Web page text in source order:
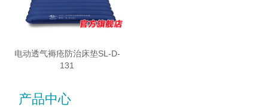
电动透气褥疮防治床垫SL-D-
131
产品中心